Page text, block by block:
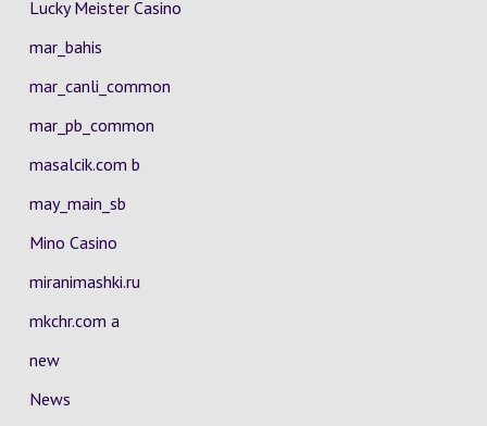
Lucky Meister Casino
mar_bahis
mar_canli_common
mar_pb_common
masalcik.com b
may_main_sb
Mino Casino
miranimashki.ru
mkchr.com a
new
News